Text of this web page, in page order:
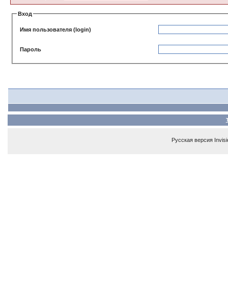
Вход
Имя пользователя (login)
Пароль
Русская версия